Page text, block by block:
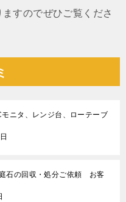
すのでぜひご覧くださ
モニタ、レンジ台、ローテーブ
庭石の回収・処分ご依頼 お客